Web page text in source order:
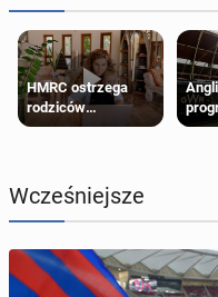
HMRC ostrzega
rodziców
pobierających Child
zwrotu zasiłku
Wcześniejsze